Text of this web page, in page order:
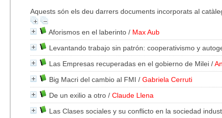
Aquests són els deu darrers documents incorporats al
Aforismos en el laberinto / Max Aub
Levantando trabajo sin patrón: cooperativismo y
Las Empresas recuperadas en el gobierno de Milei /
Big Macri del cambio al FMI / Gabriela Cerruti
De un exilio a otro / Claude Llena
Las Clases sociales y su conflicto en la sociedad